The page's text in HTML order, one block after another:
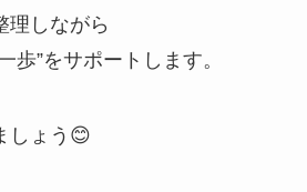
理しながら
歩”をサポートします。
しょう😊